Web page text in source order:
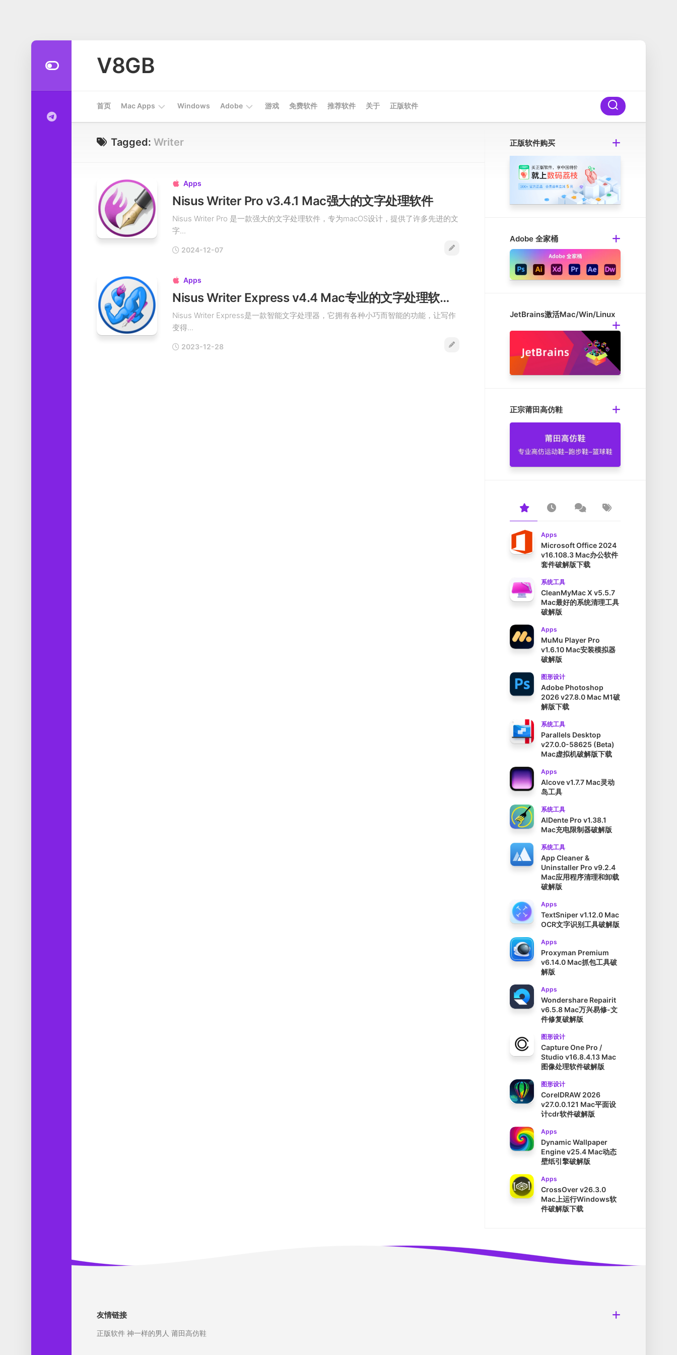
V8GB
首页 Mac Apps
Apps
工
系
统
工
具
设
计
媒
体
软
Windows Adobe 游戏 免费软件 推荐软件 关于 正版软件
Tagged: Writer
 Apps
Nisus Writer Pro v3.4.1 Mac强大的文字处理软件
Nisus Writer Pro 是一款强大的文字处理软件，专为macOS设计，提供了许多先进的文
字...
2024-12-07
 Apps
Nisus Writer Express v4.4 Mac专业的文字处理软件破解版
Nisus Writer Express是一款智能文字处理器，它拥有各种小巧而智能的功能，让写作
变得...
2023-12-28
正版软件购买
Adobe 全家桶
JetBrains激活Mac/Win/Linux
正宗莆田高仿鞋
Apps
Microsoft Office 2024
v16.108.3 Mac办公软件
套件破解版下载
系统工具
CleanMyMac X v5.5.7
Mac最好的系统清理工具
破解版
Apps
MuMu Player Pro
v1.6.10 Mac安装模拟器
破解版
图形设计
Adobe Photoshop
2026 v27.8.0 Mac M1破
解版下载
系统工具
Parallels Desktop
v27.0.0-58625 (Beta)
Mac虚拟机破解版下载
Apps
Alcove v1.7.7 Mac灵动
岛工具
系统工具
AlDente Pro v1.38.1
Mac充电限制器破解版
系统工具
App Cleaner &
Uninstaller Pro v9.2.4
Mac应用程序清理和卸载
破解版
Apps
TextSniper v1.12.0 Mac
OCR文字识别工具破解版
Apps
Proxyman Premium
v6.14.0 Mac抓包工具破
解版
Apps
Wondershare Repairit
v6.5.8 Mac万兴易修-文
件修复破解版
图形设计
Capture One Pro /
Studio v16.8.4.13 Mac
图像处理软件破解版
图形设计
CorelDRAW 2026
v27.0.0.121 Mac平面设
计cdr软件破解版
Apps
Dynamic Wallpaper
Engine v25.4 Mac动态
壁纸引擎破解版
Apps
CrossOver v26.3.0
Mac上运行Windows软
件破解版下载
友情链接
正版软件 神一样的男人 莆田高仿鞋